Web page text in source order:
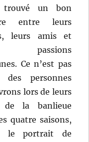
un bon
entre leurs
leurs amis et
passions
Ce n’est pas
personnes
lors de leurs
de la banlieue
quatre saisons,
le portrait de